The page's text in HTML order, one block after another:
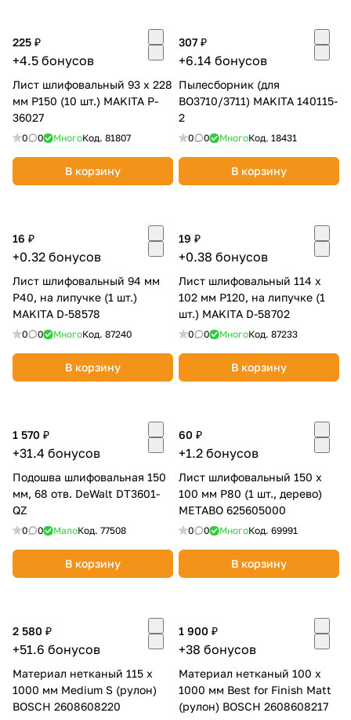
225 ₽
+4.5 бонусов
Лист шлифовальный 93 х 228
мм P150 (10 шт.) MAKITA P-
36027
0 0 МногоКод. 81807
В корзину
307 ₽
+6.14 бонусов
Пылесборник (для
BO3710/3711) MAKITA 140115-
2
0 0 МногоКод. 18431
В корзину
16 ₽
+0.32 бонусов
Лист шлифовальный 94 мм
P40, на липучке (1 шт.)
MAKITA D-58578
0 0 МногоКод. 87240
В корзину
19 ₽
+0.38 бонусов
Лист шлифовальный 114 х
102 мм P120, на липучке (1
шт.) MAKITA D-58702
0 0 МногоКод. 87233
В корзину
1 570 ₽
+31.4 бонусов
Подошва шлифовальная 150
мм, 68 отв. DeWalt DT3601-
QZ
0 0 МалоКод. 77508
В корзину
60 ₽
+1.2 бонусов
Лист шлифовальный 150 х
100 мм P80 (1 шт., дерево)
METABO 625605000
0 0 МногоКод. 69991
В корзину
2 580 ₽
+51.6 бонусов
Материал нетканый 115 х
1000 мм Medium S (рулон)
BOSCH 2608608220
1 900 ₽
+38 бонусов
Материал нетканый 100 х
1000 мм Best for Finish Matt
(рулон) BOSCH 2608608217
раз в 2 недели